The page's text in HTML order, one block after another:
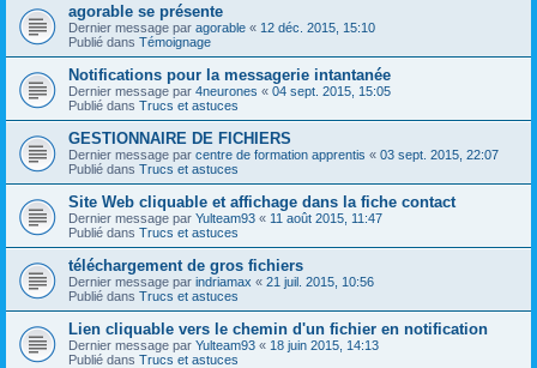
agorable se présente
Dernier message par agorable « 12 déc. 2015, 15:10
Publié dans Témoignage
Notifications pour la messagerie intantanée
Dernier message par 4neurones « 04 sept. 2015, 15:05
Publié dans Trucs et astuces
GESTIONNAIRE DE FICHIERS
Dernier message par centre de formation apprentis « 03 sept. 2015, 22:07
Publié dans Trucs et astuces
Site Web cliquable et affichage dans la fiche contact
Dernier message par Yulteam93 « 11 août 2015, 11:47
Publié dans Trucs et astuces
téléchargement de gros fichiers
Dernier message par indriamax « 21 juil. 2015, 10:56
Publié dans Trucs et astuces
Lien cliquable vers le chemin d'un fichier en notification
Dernier message par Yulteam93 « 18 juin 2015, 14:13
Publié dans Trucs et astuces